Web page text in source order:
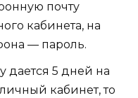
почту
кабинета, на
— пароль.
дается 5 дней на
кабинет, то